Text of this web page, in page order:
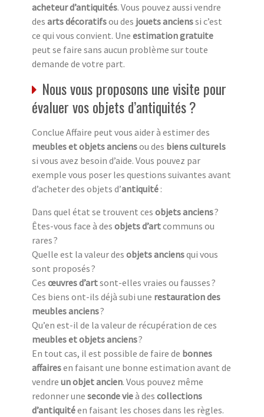
acheteur d’antiquités. Vous pouvez aussi vendre
des arts décoratifsou des jouets ancienssi c’est
ce qui vous convient. Une estimation gratuite
peut se faire sans aucun problème sur toute
demande de votre part.
Nous vous proposons une visite pour
évaluer vos objets d’antiquités ?
Conclue Affaire peut vous aider à estimer des
meubles et objets anciensou des biens culturels
si vous avez besoin d’aide. Vous pouvez par
exemple vous poser les questions suivantes avant
d’acheter des objets d’antiquité :
Dans quel état se trouvent ces objets anciens?
Êtes-vous face à des objets d’artcommuns ou
rares ?
Quelle est la valeur des objets anciensqui vous
sont proposés ?
Ces œuvres d’artsont-elles vraies ou fausses ?
Ces biens ont-ils déjà subi une restauration des
meubles anciens?
Qu’en est-il de la valeur de récupération de ces
meubles et objets anciens?
En tout cas, il est possible de faire de bonnes
affairesen faisant une bonne estimation avant de
vendre un objet ancien. Vous pouvez même
redonner une seconde vieà des collections
d’antiquitéen faisant les choses dans les règles.